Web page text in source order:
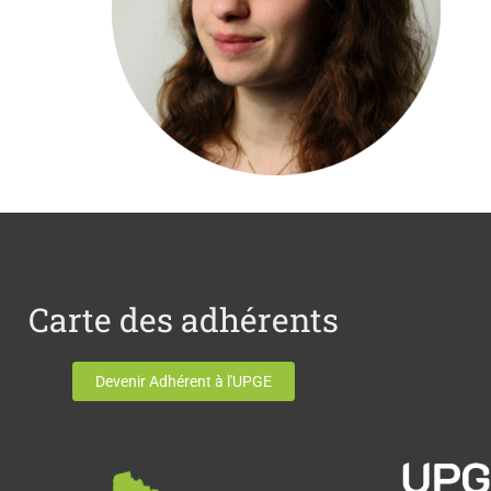
Carte des adhérents
Devenir Adhérent à l'UPGE